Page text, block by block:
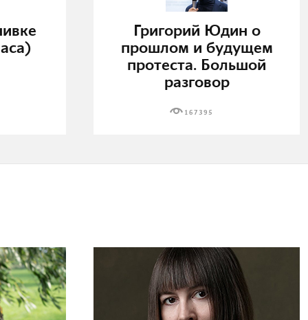
Григорий Юдин о
прошлом и будущем
протеста. Большой
разговор
167395